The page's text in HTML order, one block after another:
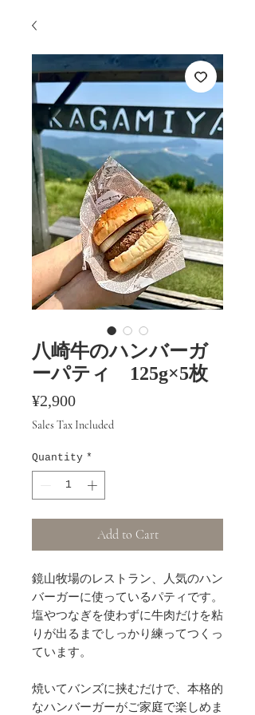
八崎牛のハンバーガ
ーパティ 125g×5枚
¥2,900Price
Sales Tax Included
Quantity *
Add to Cart
鏡山牧場のレストラン、人気のハン
バーガーに使っているパティです。
塩やつなぎを使わずに牛肉だけを粘
りが出るまでしっかり練ってつくっ
ています。
焼いてバンズに挟むだけで、本格的
なハンバーガーがご家庭で楽しめま